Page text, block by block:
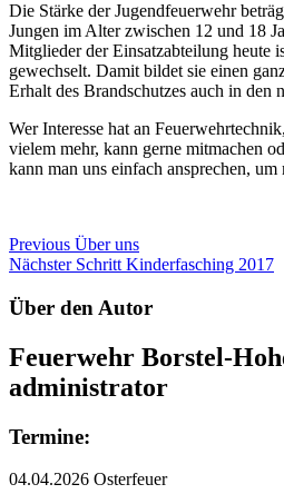
Die Stärke der Jugendfeuerwehr
Jungen im Alter zwischen 12 und 18
Mitglieder der Einsatzabteilung heute
gewechselt. Damit bildet sie einen
Erhalt des Brandschutzes auch in den
Wer Interesse hat an
vielem mehr, kann gerne mitmachen
kann man uns einfach ansprechen, um
Beitragsnavigation
Previous Über uns
Nächster Schritt Kinderfasching 2017
Über den Autor
Feuerwehr Borstel-
administrator
Termine:
04.04.2026 Osterfeuer